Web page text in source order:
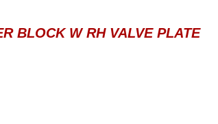
BLOCK W RH VALVE PLATE